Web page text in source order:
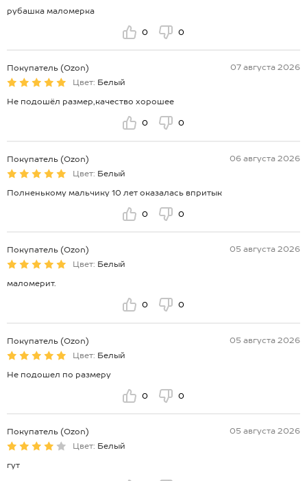
рубашка маломерка
0 0
Покупатель (Ozon)
07 августа 2026
Цвет: Белый
Не подошёл размер,качество хорошее
0 0
Покупатель (Ozon)
06 августа 2026
Цвет: Белый
Полненькому мальчику 10 лет оказалась впритык
0 0
Покупатель (Ozon)
05 августа 2026
Цвет: Белый
маломерит.
0 0
Покупатель (Ozon)
05 августа 2026
Цвет: Белый
Не подошел по размеру
0 0
Покупатель (Ozon)
05 августа 2026
Цвет: Белый
гут